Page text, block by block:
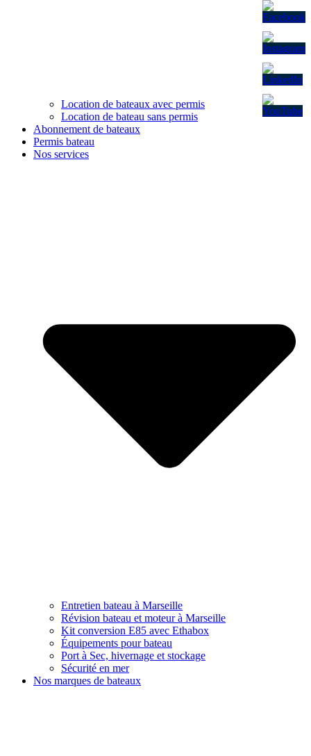
Location de bateaux avec permis
Location de bateau sans permis
Abonnement de bateaux
Permis bateau
Nos services
Entretien bateau à Marseille
Révision bateau et moteur à Marseille
Kit conversion E85 avec Ethabox
Équipements pour bateau
Port à Sec, hivernage et stockage
Sécurité en mer
Nos marques de bateaux